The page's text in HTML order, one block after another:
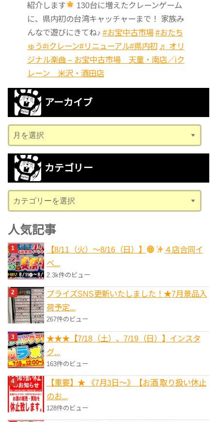
紹介します
130台に増えたクレーンゲーム
に、県内初の台湾キャッチャーまで！ 家族み
んなで遊びにきてね♪ #お宝中古市場 #おたち
ゅう#iクレーン#リニューアル#県内初 ♬ オリ
ジナル楽曲 – お宝中古市場 天童・南店／iク
レーン 米沢・酒田店
アーカイブ
ー
カ
ブ
カテゴリー
テ
ゴ
リ
ー
人気記事
【8/11（火）～8/16（日）】
４店合同イ
ベ...
2.3k件のビュー
プライズSNS更新いたしました！★7月景品入
荷予定...
267件のビュー
★★★【7/18（土）、7/19（日）】インスタ
グ...
163件のビュー
【重要】★ 《7月3日～》【お酒 取り扱い休止
のお...
128件のビュー